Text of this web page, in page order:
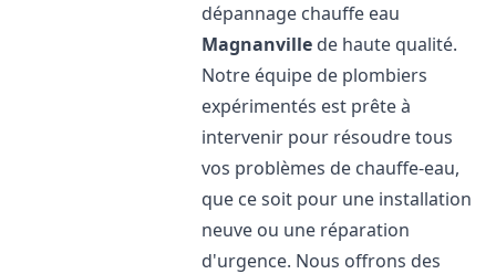
dépannage chauffe eau
Magnanville de haute qualité.
Notre équipe de plombiers
expérimentés est prête à
intervenir pour résoudre tous
vos problèmes de chauffe-eau,
que ce soit pour une installation
neuve ou une réparation
d'urgence. Nous offrons des